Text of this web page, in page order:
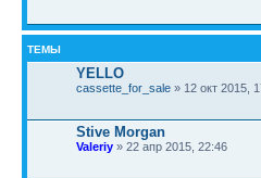
ТЕМЫ
YELLO
cassette_for_sale » 12 окт 2015,
Stive Morgan
Valeriy » 22 апр 2015, 22:46